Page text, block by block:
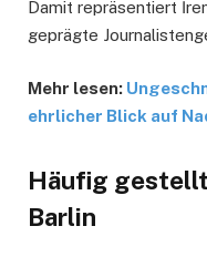
Damit repräsentiert
geprägte
Mehr lesen:
ehrlicher Blick auf
Häufig
Barlin